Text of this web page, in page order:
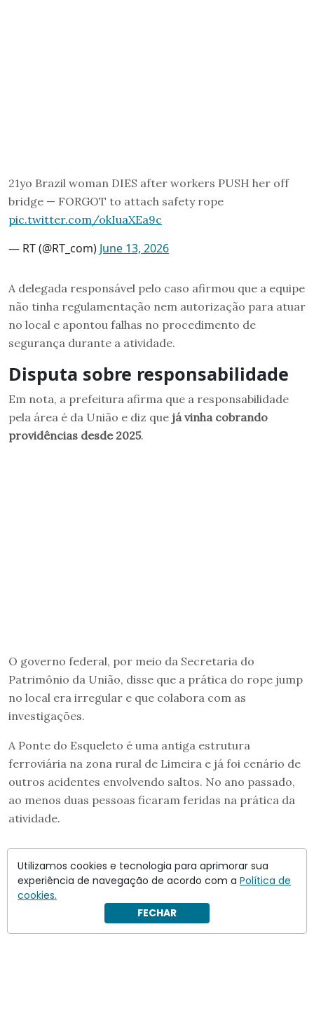
21yo Brazil woman DIES after workers PUSH her off
bridge — FORGOT to attach safety rope
pic.twitter.com/okIuaXEa9c
— RT (@RT_com) June 13, 2026
A delegada responsável pelo caso afirmou que a equipe
não tinha regulamentação nem autorização para atuar
no local e apontou falhas no procedimento de
segurança durante a atividade.
Disputa sobre responsabilidade
Em nota, a prefeitura afirma que a responsabilidade
pela área é da União e diz que já vinha cobrando
providências desde 2025.
O governo federal, por meio da Secretaria do
Patrimônio da União, disse que a prática do rope jump
no local era irregular e que colabora com as
investigações.
A Ponte do Esqueleto é uma antiga estrutura
ferroviária na zona rural de Limeira e já foi cenário de
outros acidentes envolvendo saltos. No ano passado,
ao menos duas pessoas ficaram feridas na prática da
atividade.
Utilizamos cookies e tecnologia para aprimorar sua
experiência de navegação de acordo com a Política de
cookies.
FECHAR